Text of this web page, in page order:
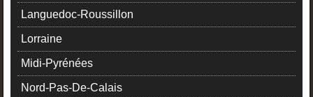
Languedoc-Roussillon
Lorraine
Midi-Pyrénées
Nord-Pas-De-Calais